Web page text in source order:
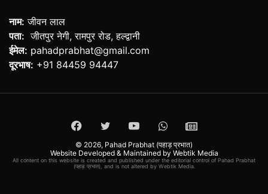
नाम: जीवन लाल
पता: जीतपुर नेगी, रामपुर रोड, हल्द्वानी
ईमेल: pahadprabhat@gmail.com
दूरभाष: +91 84459 94447
Facebook
TwitterYouTubeWhatsApp
ePaper
© 2026, Pahad Prabhat (पहाड़ प्रभात)
Website Developed & Maintained by Webtik Media
All content on this website is created and published under the editorial control of Pahad Prabhat
(पहाड़ प्रभात), and is not altered by Webtik Media.